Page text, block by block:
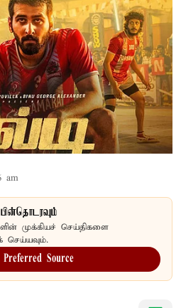
am
முக்கியச் செய்திகளை
செய்யவும்.
Source